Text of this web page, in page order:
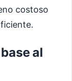
costoso
al